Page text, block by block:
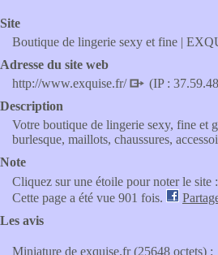
Site
Boutique de lingerie sexy et fine |
Adresse du site web
http://www.exquise.fr/
(IP :
Description
Votre boutique de lingerie sexy, fine et
burlesque, maillots, chaussures,
Note
Cliquez sur une étoile pour noter le site :
Cette page a été vue 901 fois.
Les avis
Miniature de exquise.fr (25648 octets) :